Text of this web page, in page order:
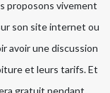
proposons vivement
son site internet ou
avoir une discussion
et leurs tarifs. Et